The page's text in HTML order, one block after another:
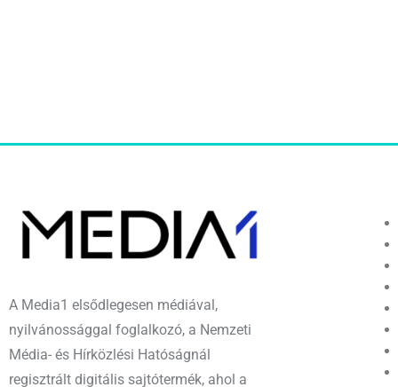
A Media1 elsődlegesen médiával,
nyilvánossággal foglalkozó, a Nemzeti
Média- és Hírközlési Hatóságnál
regisztrált digitális sajtótermék, ahol a